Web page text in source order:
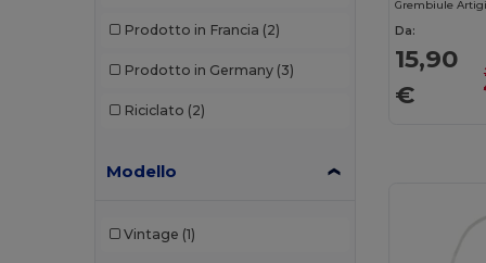
Prodotto in Francia (2)
Prodotto in Germany (3)
Riciclato (2)
Modello
Vintage (1)
Da:
15,90
€